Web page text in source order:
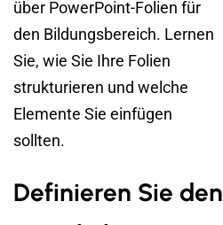
über PowerPoint-Folien für
den Bildungsbereich. Lernen
Sie, wie Sie Ihre Folien
strukturieren und welche
Elemente Sie einfügen
sollten.
Definieren Sie den